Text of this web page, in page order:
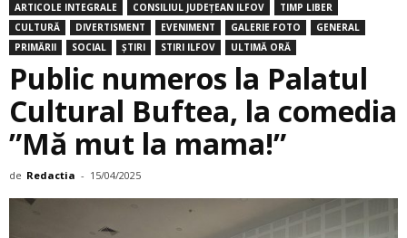
ARTICOLE INTEGRALE
CONSILIUL JUDEȚEAN ILFOV
TIMP LIBER
CULTURĂ
DIVERTISMENT EVENIMENT GALERIE FOTO
GENERAL
PRIMĂRII
SOCIAL ȘTIRI STIRI ILFOV ULTIMĂ ORĂ
Public numeros la Palatul
Cultural Buftea, la comedia
”Mă mut la mama!”
de Redactia - 15/04/2025